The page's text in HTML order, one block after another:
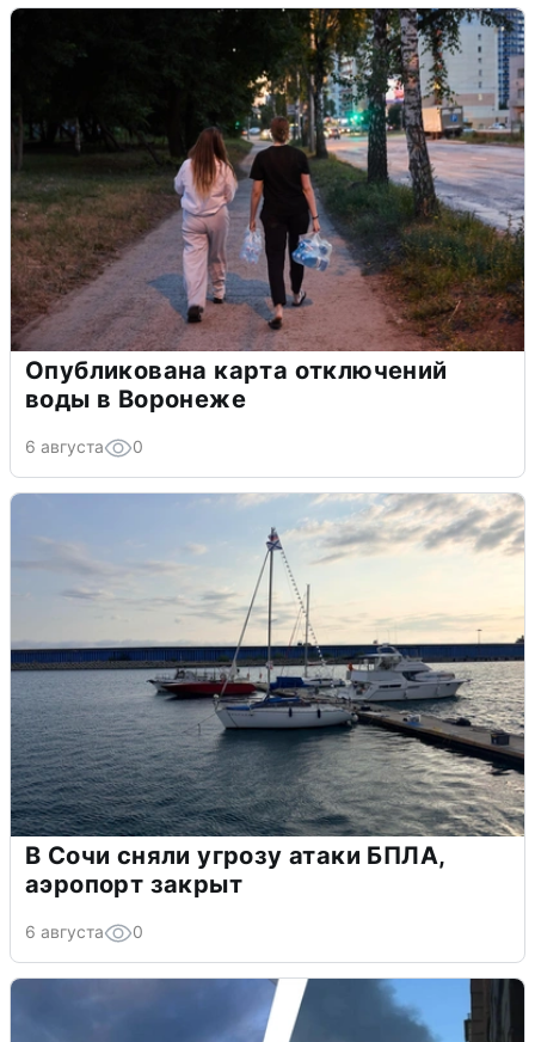
Опубликована карта отключений
воды в Воронеже
6 августа 0
В Сочи сняли угрозу атаки БПЛА,
аэропорт закрыт
6 августа 0